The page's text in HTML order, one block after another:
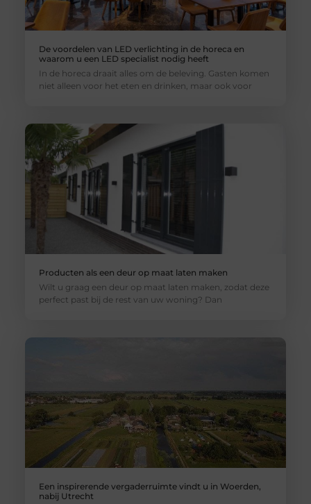
De voordelen van LED verlichting in de horeca en
waarom u een LED specialist nodig heeft
In de horeca draait alles om de beleving. Gasten komen
niet alleen voor het eten en drinken, maar ook voor
Producten als een deur op maat laten maken
Wilt u graag een deur op maat laten maken, zodat deze
perfect past bij de rest van uw woning? Dan
Een inspirerende vergaderruimte vindt u in Woerden,
nabij Utrecht